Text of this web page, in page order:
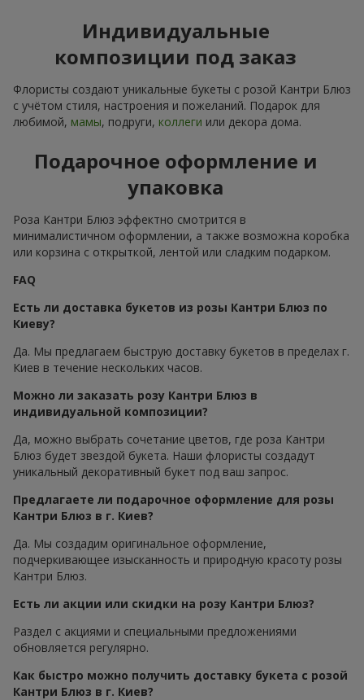
Индивидуальные
композиции под заказ
Флористы создают уникальные букеты с розой Кантри Блюз
с учётом стиля, настроения и пожеланий. Подарок для
любимой, мамы, подруги, коллеги или декора дома.
Подарочное оформление и
упаковка
Роза Кантри Блюз эффектно смотрится в
минималистичном оформлении, а также возможна коробка
или корзина с открыткой, лентой или сладким подарком.
FAQ
Есть ли доставка букетов из розы Кантри Блюз по
Киеву?
Да. Мы предлагаем быструю доставку букетов в пределах г.
Киев в течение нескольких часов.
Можно ли заказать розу Кантри Блюз в
индивидуальной композиции?
Да, можно выбрать сочетание цветов, где роза Кантри
Блюз будет звездой букета. Наши флористы создадут
уникальный декоративный букет под ваш запрос.
Предлагаете ли подарочное оформление для розы
Кантри Блюз в г. Киев?
Да. Мы создадим оригинальное оформление,
подчеркивающее изысканность и природную красоту розы
Кантри Блюз.
Есть ли акции или скидки на розу Кантри Блюз?
Раздел с акциями и специальными предложениями
обновляется регулярно.
Как быстро можно получить доставку букета с розой
Кантри Блюз в г. Киев?